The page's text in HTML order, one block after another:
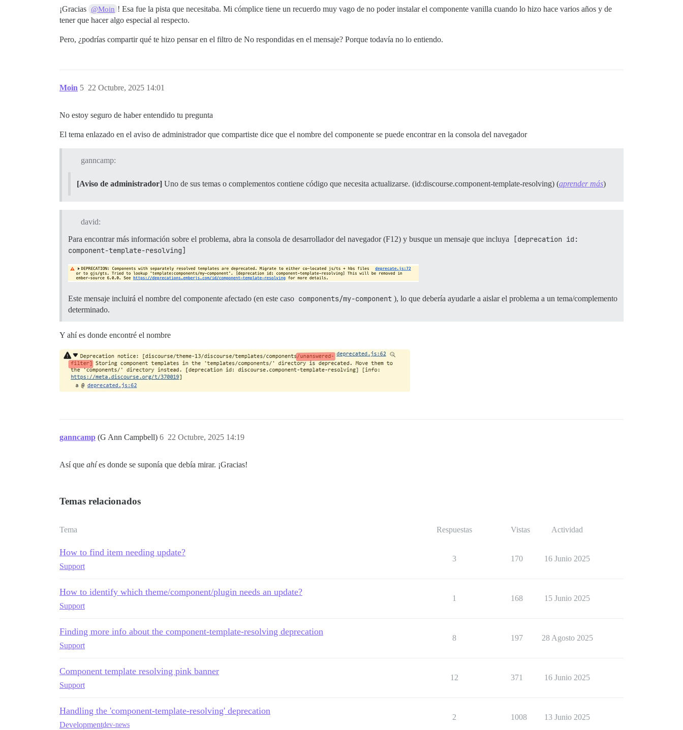
¡Gracias @Moin ! Esa fue la pista que necesitaba. Mi cómplice tiene un recuerdo muy vago de no poder instalar el componente vanilla cuando lo hizo hace varios años y de
tener que hacer algo especial al respecto.
Pero, ¿podrías compartir qué te hizo pensar en el filtro de No respondidas en el mensaje? Porque todavía no lo entiendo.
Moin 22 Octubre, 2025 14:01
5
No estoy seguro de haber entendido tu pregunta
El tema enlazado en el aviso de administrador que compartiste dice que el nombre del componente se puede encontrar en la consola del navegador
ganncamp:
[Aviso de administrador] Uno de sus temas o complementos contiene código que necesita actualizarse. (id:discourse.component-template-resolving) (aprender más)
david:
Para encontrar más información sobre el problema, abra la consola de desarrollador del navegador (F12) y busque un mensaje que incluya
[deprecation id:
component-template-resolving]
Este mensaje incluirá el nombre del componente afectado (en este caso components/my-component ), lo que debería ayudarle a aislar el problema a un tema/complemento
determinado.
Y ahí es donde encontré el nombre
ganncamp (G Ann Campbell) 22 Octubre, 2025 14:19
6
Así que ahíes donde se suponía que debía mirar. ¡Gracias!
Temas relacionados
Tema Respuestas Vistas Actividad
How to find item needing update?
Support
3 170 16 Junio 2025
How to identify which theme/component/plugin needs an update?
Support
1 168 15 Junio 2025
Finding more info about the component-template-resolving deprecation
Support
8 197 28 Agosto 2025
Component template resolving pink banner
Support
12 371 16 Junio 2025
Handling the 'component-template-resolving' deprecation
Developmentdev-news
2 1008 13 Junio 2025